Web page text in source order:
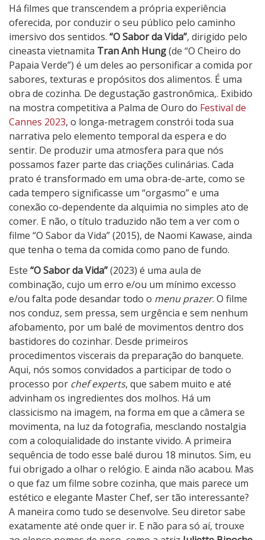
O
S
a
b
o
r
d
a
V
i
d
a
Há filmes que transcendem a própria experiência
oferecida, por conduzir o seu público pelo caminho
imersivo dos sentidos. “O Sabor da Vida”, dirigido pelo
cineasta vietnamita Tran Anh Hung(de “O Cheiro do
Papaia Verde”) é um deles ao personificar a comida por
sabores, texturas e propósitos dos alimentos. É uma
obra de cozinha. De degustação gastronômica,. Exibido
na mostra competitiva a Palma de Ouro do Festival de
Cannes 2023, o longa-metragem constrói toda sua
narrativa pelo elemento temporal da espera e do
sentir. De produzir uma atmosfera para que nós
possamos fazer parte das criações culinárias. Cada
prato é transformado em uma obra-de-arte, como se
cada tempero significasse um “orgasmo” e uma
conexão co-dependente da alquimia no simples ato de
comer. E não, o título traduzido não tem a ver com o
filme “O Sabor da Vida” (2015), de Naomi Kawase, ainda
que tenha o tema da comida como pano de fundo.
Este “O Sabor da Vida”(2023) é uma aula de
combinação, cujo um erro e/ou um mínimo excesso
e/ou falta pode desandar todo o menu prazer. O filme
nos conduz, sem pressa, sem urgência e sem nenhum
afobamento, por um balé de movimentos dentro dos
bastidores do cozinhar. Desde primeiros
procedimentos viscerais da preparação do banquete.
Aqui, nós somos convidados a participar de todo o
processo por chef experts, que sabem muito e até
advinham os ingredientes dos molhos. Há um
classicismo na imagem, na forma em que a câmera se
movimenta, na luz da fotografia, mesclando nostalgia
com a coloquialidade do instante vivido. A primeira
sequência de todo esse balé durou 18 minutos. Sim, eu
fui obrigado a olhar o relógio. E ainda não acabou. Mas
o que faz um filme sobre cozinha, que mais parece um
estético e elegante Master Chef, ser tão interessante?
A maneira como tudo se desenvolve. Seu diretor sabe
exatamente até onde quer ir. E não para só aí, trouxe